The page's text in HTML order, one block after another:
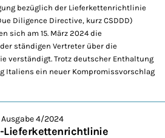
bezüglich der Lieferkettenrichtlinie
Diligence Directive, kurz CSDDD)
sich am 15. März 2024 die
ständigen Vertreter über die
verständigt. Trotz deutscher Enthaltung
Italiens ein neuer Kompromissvorschlag
4/2024
Lieferkettenrichtlinie